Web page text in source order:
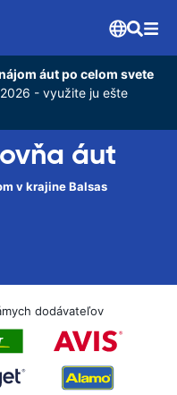
áut po celom svete
- využite ju ešte
áut
v krajine Balsas
dodávateľov